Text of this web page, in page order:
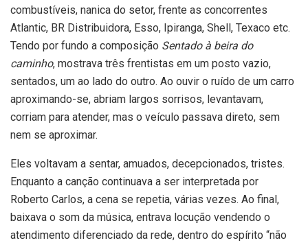
combustíveis, nanica do setor, frente as concorrentes
Atlantic, BR Distribuidora, Esso, Ipiranga, Shell, Texaco etc.
Tendo por fundo a composição Sentado à beira do
caminho, mostrava três frentistas em um posto vazio,
sentados, um ao lado do outro. Ao ouvir o ruído de um carro
aproximando-se, abriam largos sorrisos, levantavam,
corriam para atender, mas o veículo passava direto, sem
nem se aproximar.
Eles voltavam a sentar, amuados, decepcionados, tristes.
Enquanto a canção continuava a ser interpretada por
Roberto Carlos, a cena se repetia, várias vezes. Ao final,
baixava o som da música, entrava locução vendendo o
atendimento diferenciado da rede, dentro do espírito “não